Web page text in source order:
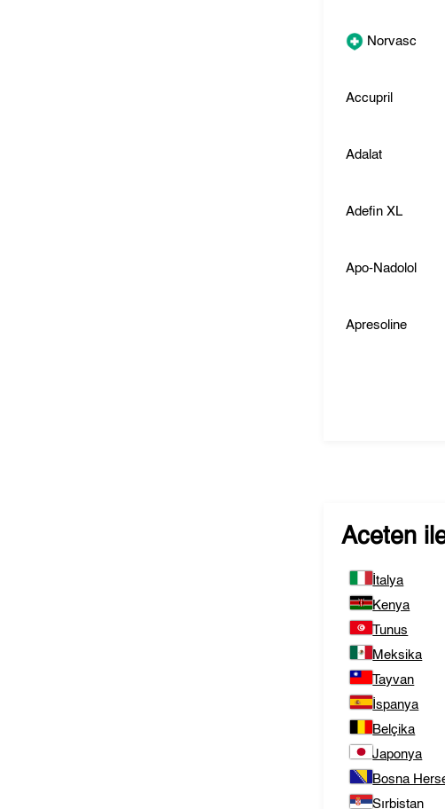
Norvasc
Accupril
Adalat
Adefin XL
Apo-Nadolol
Apresoline
Aceten
İtalya
Kenya
Tunus
Meksika
Tayvan
İspanya
Belçika
Japonya
Bosna
Sırbistan